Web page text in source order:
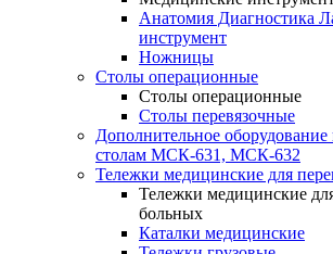
Анатомия Диагностика
инструмент
Ножницы
Столы операционные
Столы операционные
Столы перевязочные
Дополнительное
столам МСК-631, МСК-632
Тележки медицинские для
Тележки медицинские
больных
Каталки медицинские